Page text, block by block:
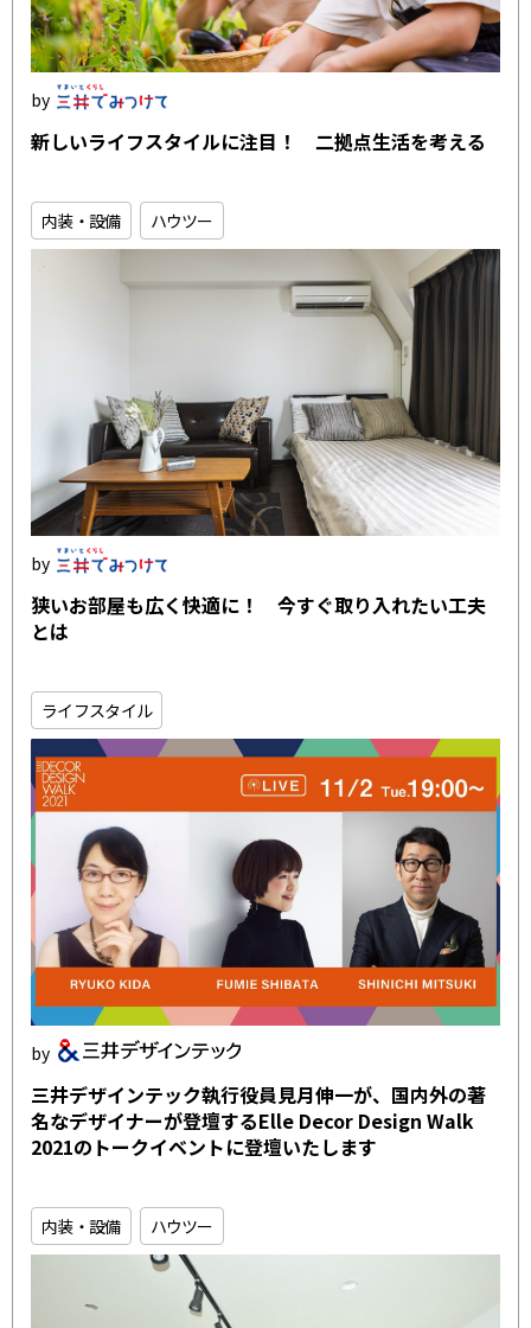
新しいライフスタイルに注目！ 二拠点生活を考える
内装・設備 ハウツー
狭いお部屋も広く快適に！ 今すぐ取り入れたい工夫
とは
ライフスタイル
三井デザインテック執行役員見月伸一が、国内外の著
名なデザイナーが登壇するElle Decor Design Walk
2021のトークイベントに登壇いたします
内装・設備 ハウツー